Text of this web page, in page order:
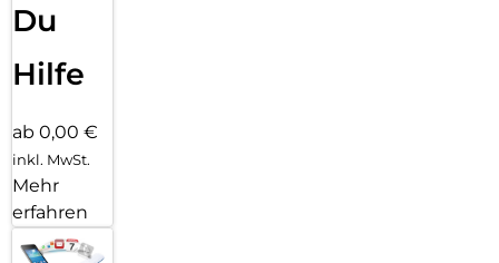
Du
Hilfe
ab 0,00 €
inkl. MwSt.
Mehr
erfahren